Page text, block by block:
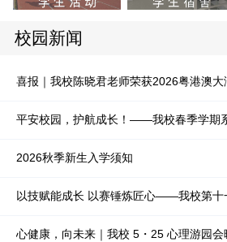
校园新闻
喜报｜我校陈晓君老师荣获2026粤港澳大
2026秋季新生入学须知
以技赋能成长 以赛锤炼匠心——我校第十
心健康，向未来｜我校 5・25 心理游园会